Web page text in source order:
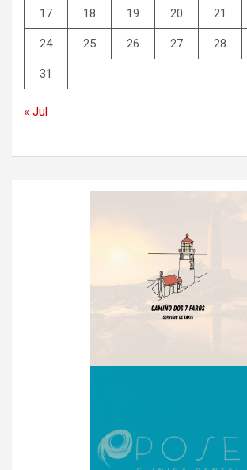
17 18 19 20 21
24 25 26 27 28
31
« Jul